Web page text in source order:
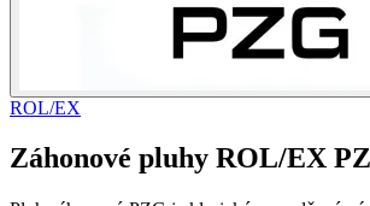
ROL/EX
Záhonové pluhy ROL/EX